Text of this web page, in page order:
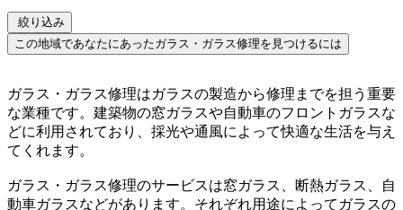
絞り込み
この地域であなたにあったガラス・ガラス修理を見つけるには
ガラス・ガラス修理はガラスの製造から修理までを担う重要
な業種です。建築物の窓ガラスや自動車のフロントガラスな
どに利用されており、採光や通風によって快適な生活を与え
てくれます。
ガラス・ガラス修理のサービスは窓ガラス、断熱ガラス、自
動車ガラスなどがあります。それぞれ用途によってガラスの